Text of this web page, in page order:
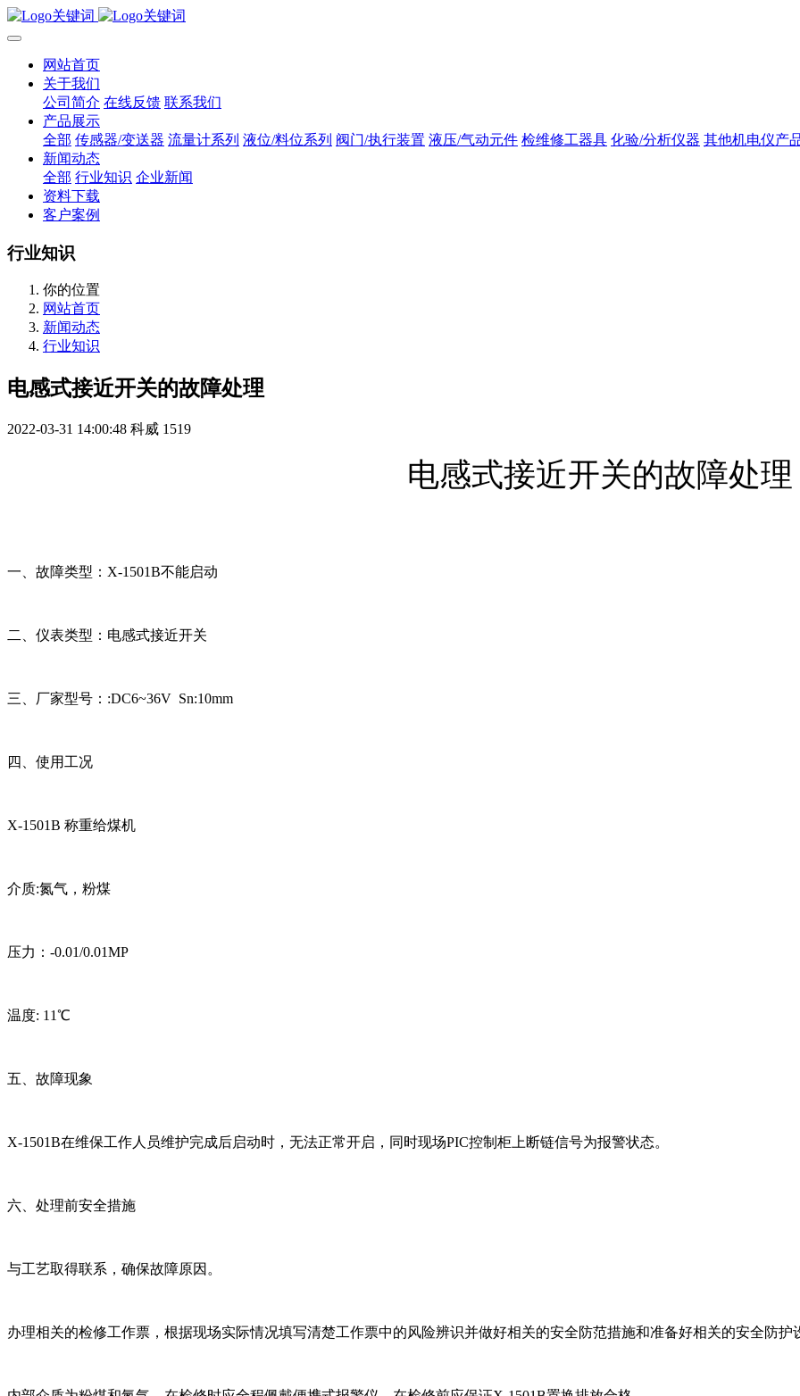
网站首页
关于我们
公司简介 在线反馈 联系我们
产品展示
全部 传感器/变送器 流量计系列 液位/料位系列 阀门/执行装置 液压/气动元件 检维修工器具 化验/分析仪器 其他机电仪产
新闻动态
全部 行业知识 企业新闻
资料下载
客户案例
行业知识
你的位置
网站首页
新闻动态
行业知识
电感式接近开关的故障处理
2022-03-31 14:00:48 科威 1519
电感式接近开关的故障处理
一、故障类型：X-1501B不能启动
二、仪表类型：电感式接近开关
三、厂家型号：:DC6~36V Sn:10mm
四、使用工况
X-1501B 称重给煤机
介质:氮气，粉煤
压力：-0.01/0.01MP
温度: 11℃
五、故障现象
X-1501B在维保工作人员维护完成后启动时，无法正常开启，同时现场PIC控制柜上断链信号为报警状态。
六、处理前安全措施
与工艺取得联系，确保故障原因。
办理相关的检修工作票，根据现场实际情况填写清楚工作票中的风险辨识并做好相关的安全防范措施和准备好相关的安全防护